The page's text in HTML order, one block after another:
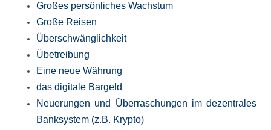
Großes persönliches Wachstum
Große Reisen
Überschwänglichkeit
Übetreibung
Eine neue Währung
das digitale Bargeld
Neuerungen und Überraschungen im dezentrales
Banksystem (z.B. Krypto)